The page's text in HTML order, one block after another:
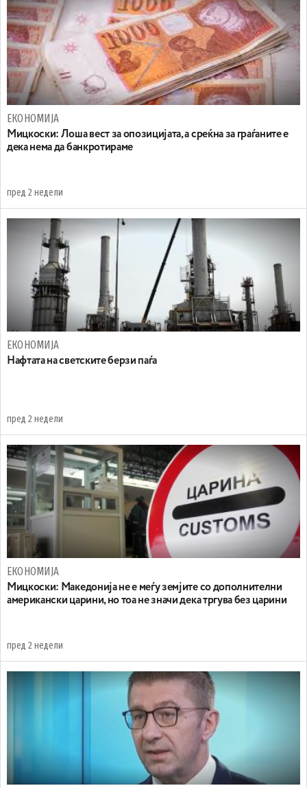
ЕКОНОМИЈА
Мицкоски: Лоша вест за опозицијата, а среќна за граѓаните е
дека нема да банкротираме
пред 2 недели
ЕКОНОМИЈА
Нафтата на светските берзи паѓа
пред 2 недели
ЕКОНОМИЈА
Мицкоски: Македонија не е меѓу земјите со дополнителни
американски царини, но тоа не значи дека тргува без царини
пред 2 недели